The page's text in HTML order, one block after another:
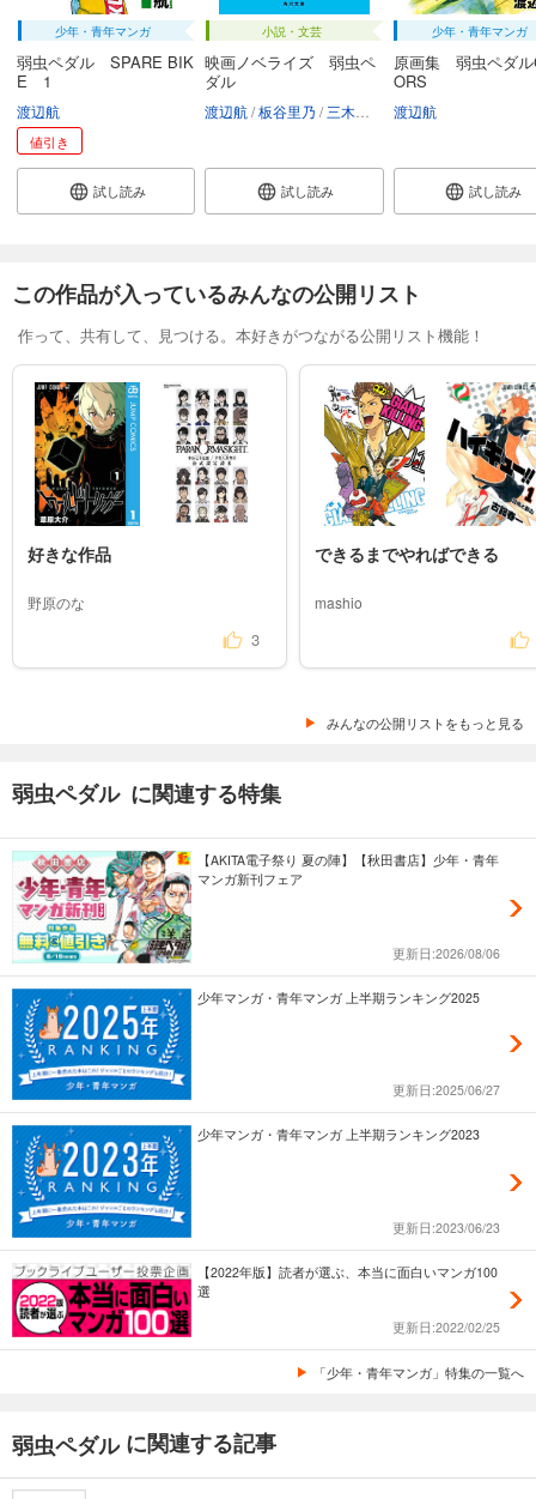
試し読み
あらすじを表示する
弱虫ペダル 82
試し読み
649 円 (税込)
弱虫ペダル 84
649
円 (税込)
カート
試し読み
649円 (税込)
試し読み
あらすじを表示する
弱虫ペダル 87
649円 (税込)
あらすじを表示する
弱虫ペダル 88
649円 (税込)
あらすじを表示する
弱虫ペダル 89
649円 (税込)
カート
試し読み
弱虫ペダル 90
649
少年・青年マンガ
弱虫ペダル SPARE BIK
E 1
渡辺航
値引き
試し読み
小説・文芸
映画ノベライズ 弱虫ペ
ダル
渡辺航 板谷里乃 三木康一郎 三萩せんや
試し読み
少年・青年マンガ
原画集 弱虫ペダル
ORS
渡辺航
試し読み
この作品が入っているみんなの公開リスト
作って、共有して、見つける。本好きがつながる公開リスト機能！
好きな作品
野原のな
3
できるまでやればできる
mashio
みんなの公開リストをもっと見る
弱虫ペダル に関連する特集
【AKITA電子祭り 夏の陣】【秋田書店】少年・青年
マンガ新刊フェア
更新日:2026/08/06
少年マンガ・青年マンガ 上半期ランキング2025
更新日:2025/06/27
少年マンガ・青年マンガ 上半期ランキング2023
更新日:2023/06/23
【2022年版】読者が選ぶ、本当に面白いマンガ100
選
更新日:2022/02/25
「少年・青年マンガ」特集の一覧へ
弱虫ペダル に関連する記事